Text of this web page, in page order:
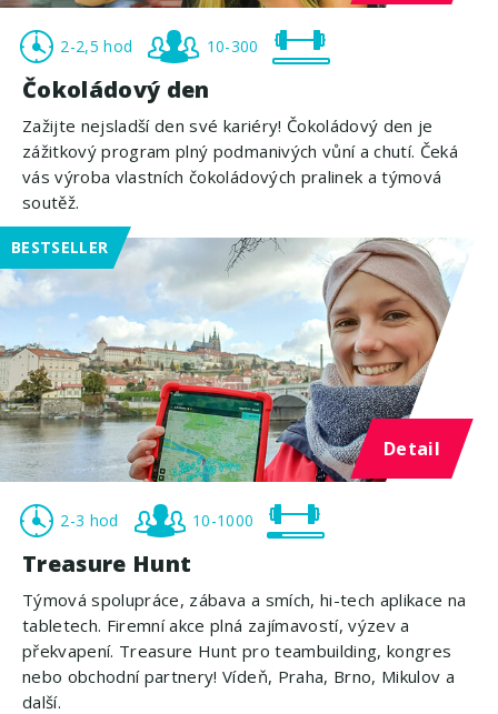
2-2,5 hod 10-300
Čokoládový den
Zažijte nejsladší den své kariéry! Čokoládový den je
zážitkový program plný podmanivých vůní a chutí. Čeká
vás výroba vlastních čokoládových pralinek a týmová
soutěž.
BESTSELLER
Detail
2-3 hod 10-1000
Treasure Hunt
Týmová spolupráce, zábava a smích, hi-tech aplikace na
tabletech. Firemní akce plná zajímavostí, výzev a
překvapení. Treasure Hunt pro teambuilding, kongres
nebo obchodní partnery! Vídeň, Praha, Brno, Mikulov a
další.